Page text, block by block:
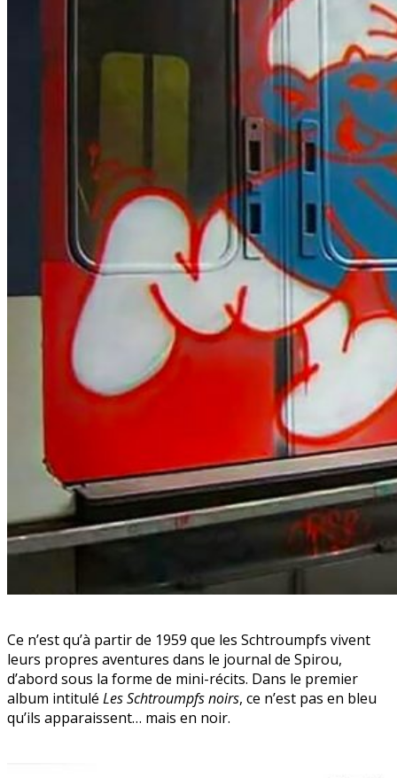
Ce n’est qu’à partir de 1959 que les Schtroumpfs vivent
leurs propres aventures dans le journal de Spirou,
d’abord sous la forme de mini-récits. Dans le premier
album intitulé Les Schtroumpfs noirs, ce n’est pas en bleu
qu’ils apparaissent… mais en noir.